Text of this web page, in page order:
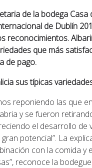
de la bodega Casa
de Dublín
reconocimientos.
que más
de pago.
sus típicas
reponiendo las que
y se fueron
el desarrollo de
potencial”. La
con la comida y
reconoce la